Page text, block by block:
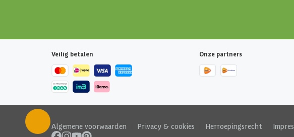
Veilig betalen Onze partners
Algemene voorwaarden Privacy & cookies Herroepingsrecht